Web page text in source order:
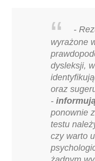
-
wyrażone
dysleksji,
oraz
-
ponownie
testu
czy warto